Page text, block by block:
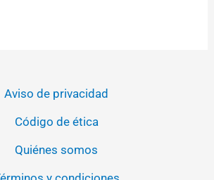
Aviso de privacidad
Código de ética
Quiénes somos